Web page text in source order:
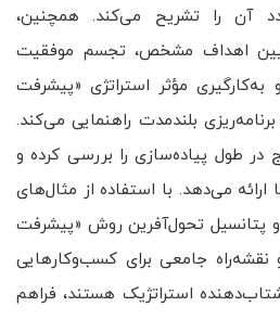
آن را تشریح می‌کند. همچنین،
تعیین اهداف مشخص، تجسم موفقیت
به‌کارگیری مؤثر استراتژی «پیشرفت
بلندمدت راهنمایی می‌کند.
در طول پیاده‌سازی را بررسی کرده و
ارائه می‌دهد. با استفاده از مثال‌های
پتانسیل تحول‌آفرین روش «پیشرفت
جامعی برای کسب‌وکارهایی
استراتژیک هستند، فراهم